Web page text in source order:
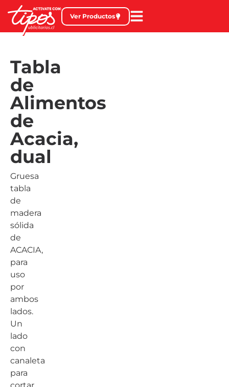
Ver Productos
Tabla
de
Alimentos
de
Acacia,
dual
Gruesa
tabla
de
madera
sólida
de
ACACIA,
para
uso
por
ambos
lados.
Un
lado
con
canaleta
para